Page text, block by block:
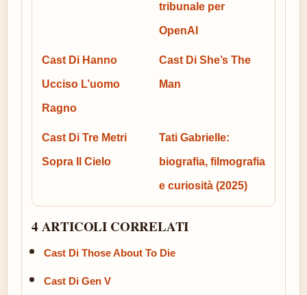
tribunale per
OpenAI
Cast Di Hanno
Ucciso L’uomo
Ragno
Cast Di She’s The
Man
Cast Di Tre Metri
Sopra Il Cielo
Tati Gabrielle:
biografia, filmografia
e curiosità (2025)
4 ARTICOLI CORRELATI
Cast Di Those About To Die
Cast Di Gen V